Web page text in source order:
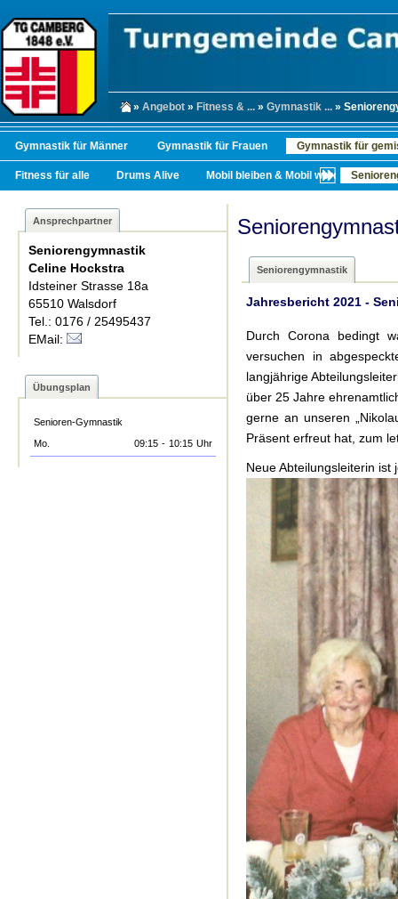
» Angebot » Fitness & ... » Gymnastik ... »
Gymnastik für Männer Gymnastik für Frauen Gymnastik für
Fitness für alle Drums Alive Mobil bleiben & Mobil werden
Ansprechpartner
Seniorengymnastik
Celine Hockstra
Idsteiner Strasse 18a
65510 Walsdorf
Tel.: 0176 / 25495437
EMail:
Übungsplan
Senioren-Gymnastik
Mo.
09:15 - 10:15 Uhr
Seniorengymnastik
Jahresbericht 2021 -
Durch Corona bedingt
versuchen in
langjährige
über 25 Jahre
gerne an unseren
Präsent erfreut hat, zum
Neue Abteilungsleiterin ist